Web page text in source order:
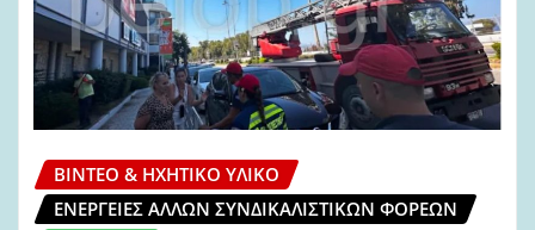
ΒΊΝΤΕΟ & ΗΧΗΤΙΚΌ ΥΛΙΚΌ
ΕΝΈΡΓΕΙΕΣ ΆΛΛΩΝ ΣΥΝΔΙΚΑΛΙΣΤΙΚΏΝ ΦΟΡΈΩΝ